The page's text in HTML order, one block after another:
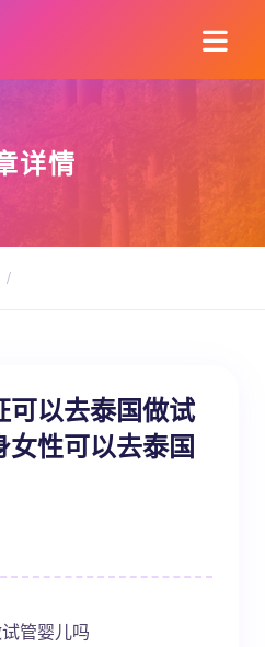
详情
/
可以去泰国做试
女性可以去泰国
管婴儿吗